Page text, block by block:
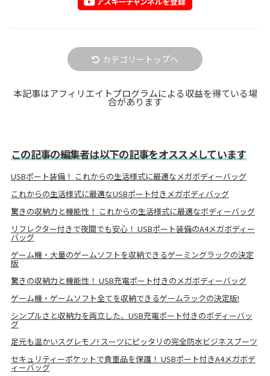
カテゴリートップへ
本記事はアフィリエイトプログラムによる収益を得ている場
合があります
この記事の編集者は以下の記事をオススメしています
USBポート装備！ これからの生活様式に最適なメガボディーバッグ
これからの生活様式に最適なUSBポート付きメガボディバッグ
驚きの収納力と機能性！ これからの生活様式に最適なボディーバッグ
リフレクター付きで夜間でも安心！ USBポート装備のA4メガボディー
バッグ
ゲーム機・大量のゲームソフトを収納できるゲーミングラックの決定
版
驚きの収納力と機能性！ USB充電ポート付きのメガボディーバッグ
ゲーム機・ゲームソフト全てを収納できるゲームラックの決定版!
シンプルさと収納力を両立した、USB充電ポート付きのボディーバッ
グ
足元も温かいスグレモノ! スーツにピッタリの完全防水ビジネスブーツ
セキュリティーポケットで貴重品を保護！ USBポート付きA4メガボデ
ィーバッグ